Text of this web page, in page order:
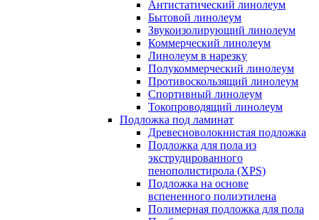
Антистатический линолеум
Бытовой линолеум
Звукоизолирующий линолеум
Коммерческий линолеум
Линолеум в нарезку
Полукоммерческий линолеум
Противоскользящий линолеум
Спортивный линолеум
Токопроводящий линолеум
Подложка под ламинат
Древесноволокнистая подложка
Подложка для пола из
экструдированного
пенополистирола (XPS)
Подложка на основе
вспененного полиэтилена
Полимерная подложка для пола